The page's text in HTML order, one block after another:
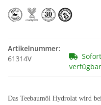
Artikelnummer:
61314V
Sofort
verfügbar
Das Teebaumöl Hydrolat wird